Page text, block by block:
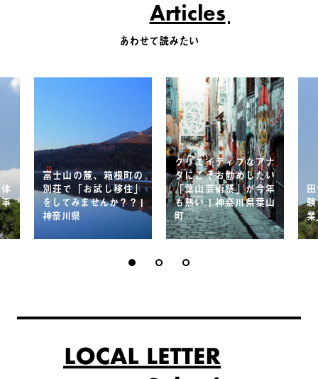
Articles
あわせて読みたい
富士山の麓、箱根町の
別荘で「お試し移住」
をしてみませんか？？ |
神奈川県
クリエイティブなアナ
タにこそお勧めしたい
「葉山芸術祭」が今年
も熱い | 神奈川県葉山
町